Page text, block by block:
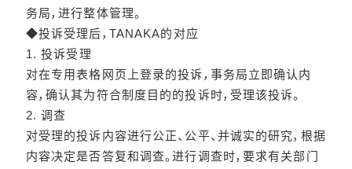
务局，进行整体管理。
◆投诉受理后，TANAKA的对应
1. 投诉受理
对在专用表格网页上登录的投诉，事务局立即确认内
容，确认其为符合制度目的的投诉时，受理该投诉。
2. 调查
对受理的投诉内容进行公正、公平、并诚实的研究，根据
内容决定是否答复和调查。进行调查时，要求有关部门